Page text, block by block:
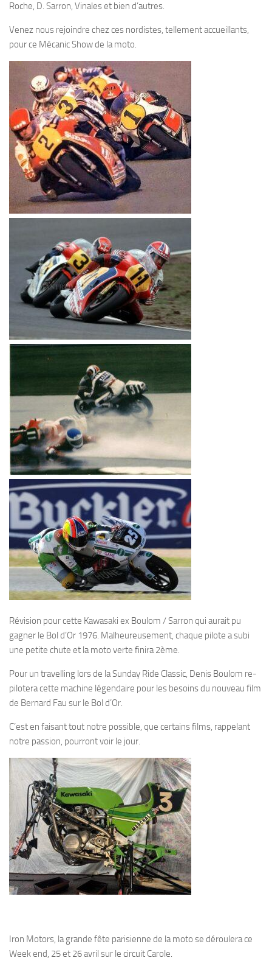
Roche, D. Sarron, Vinales et bien d’autres.
Venez nous rejoindre chez ces nordistes, tellement accueillants,
pour ce Mécanic Show de la moto.
Révision pour cette Kawasaki ex Boulom / Sarron qui aurait pu
gagner le Bol d’Or 1976. Malheureusement, chaque pilote a subi
une petite chute et la moto verte finira 2ème.
Pour un travelling lors de la Sunday Ride Classic, Denis Boulom re-
pilotera cette machine légendaire pour les besoins du nouveau film
de Bernard Fau sur le Bol d’Or.
C’est en faisant tout notre possible, que certains films, rappelant
notre passion, pourront voir le jour.
Iron Motors, la grande fête parisienne de la moto se déroulera ce
Week end, 25 et 26 avril sur le circuit Carole.